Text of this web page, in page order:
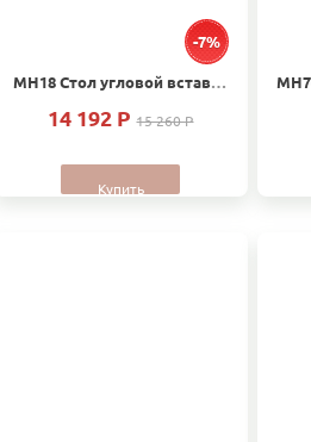
-7%
МН18 Стол угловой вставка массив Дуб
14 192 P15 260 P
Купить